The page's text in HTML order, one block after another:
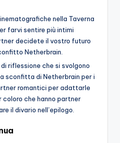
nella Taverna
farvi sentire più intimi
decidete il vostro futuro
Netherbrain.
riflessione che si svolgono
sconfitta di Netherbrain per i
romantici per adattarle
coloro che hanno partner
il divario nell’epilogo.